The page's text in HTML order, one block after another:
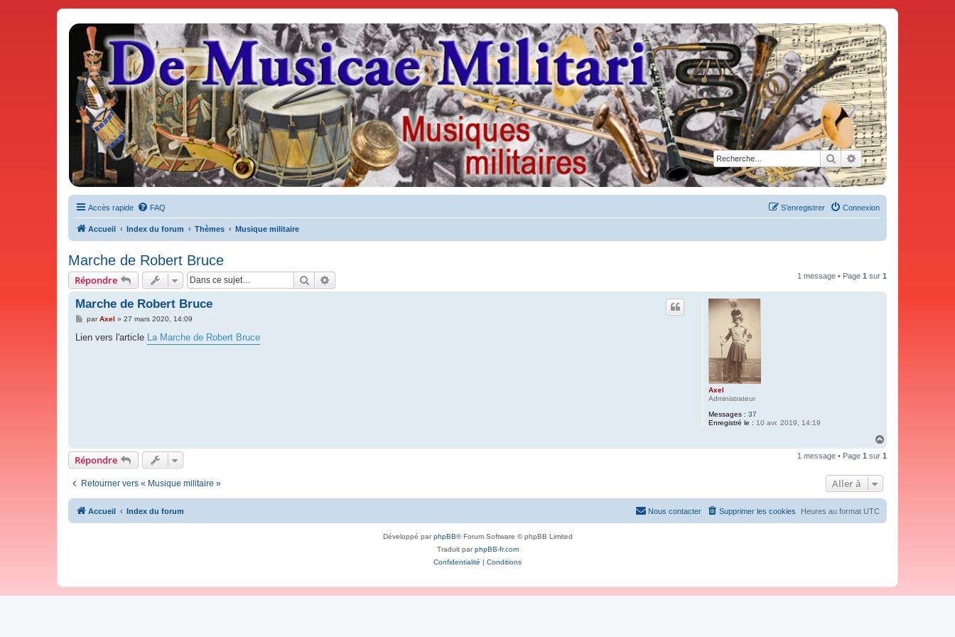
Rechercher
Recherche avancée
De Musicae Militari - Forums
Forums de discussions
Accès rapide FAQ Connexion
S’enregistrer
Accueil Index du forum Thèmes Musique militaire
Marche de Robert Bruce
Répondre Rechercher 1 message • Page 1 sur 1
Axel
Administrateur
Messages : 37
Enregistré le : 10 avr. 2019, 14:19
Marche de Robert Bruce
M
s
parAxel » 27 mars 2020, 14:09
Lien vers l'article La Marche de Robert Bruce
u
Répondre 1 message • Page 1 sur 1
Retourner vers « Musique militaire » Aller à
Accueil Index du forum Heures au format UTC
Supprimer les cookies
Nous contacter
Développé parphpBB® Forum Software © phpBB Limited
Traduit parphpBB-fr.com
Confidentialité | Conditions